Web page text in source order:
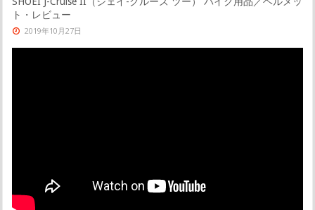
ト・レビュー
2019年10月27日